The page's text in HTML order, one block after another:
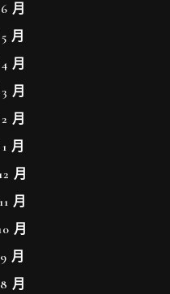
月
月
月
月
月
月
月
月
月
月
月